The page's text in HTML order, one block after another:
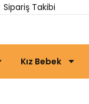
Sipariş Takibi
Kız Bebek